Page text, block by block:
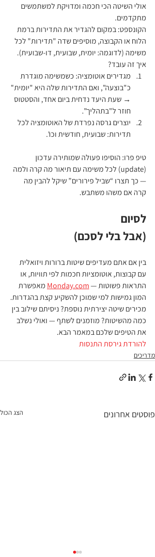
אולי השיטה הכי חכמה ומדויקת למשתמשים
מתקדמים.
הקונספט: במקום להגדיר את התדירות ברמת
הלוח או הקבוצה, מוסיפים שדה "תדירות" לכל
משימה (לדוגמה: יומית, שבועית, דו-שבועית).
איך זה עובד?
מגדירים אוטומציה: כשמשימה מוגדרת
כ"בוצעה", ואם התדירות שלה היא "יומית"
→ שעת היעד נדחית ביום אחד, והסטטוס
חוזר ל"בתהליך".
יוצרים גרסה נפרדת של האוטומציה לכל
תדירות: שבועית, חודשית וכו'.
טיפ פרו: הוסיפו פעולה שמותירה עדכון
(update) לכל משימה עם תיאור מה קרה ולמה
— כך תצרו “שביל פירורים” שיקל להבין מה
קרה אם משהו משתבש.
לסיום
(אבל בלי לסכם)
בין אם אתם מעדיפים שיטות ברורות ויזואלית
עם קבוצות, אוטומציות חכמות לפי תוויות, או
התראות פשוטות — Monday.com מאפשרת
המון גמישות למי שמוכן להשקיע קצת בהגדרות.
מכירים שיטה יצירתית נוספת? ניסיתם שילוב בין
כמה מהשיטות? מוזמנים לשתף — ואולי נשלב
את הטיפים שלכם במאמר הבא.
להורדת גירסת התנסות
מדריכים
פוסטים אחרונים הצג הכול